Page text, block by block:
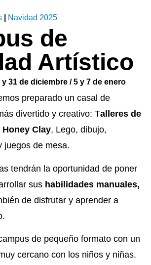
Navidad 2025
de
Artístico
y 31 de diciembre / 5 y 7 de enero
preparado un casal de
divertido y creativo: Talleres de
Clay, Lego, dibujo,
juegos de mesa.
tendrán la oportunidad de poner
sus habilidades manuales,
de disfrutar y aprender a
de pequeño formato con un
cercano con los niños y niñas.